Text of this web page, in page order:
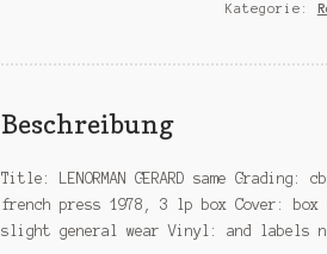
box
Kategorie:
Beschreibung
Title: LENORMAN GERARD same
french press 1978, 3 lp box Cover:
slight general wear Vinyl: and labels